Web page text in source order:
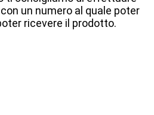
un numero al quale poter
ricevere il prodotto.